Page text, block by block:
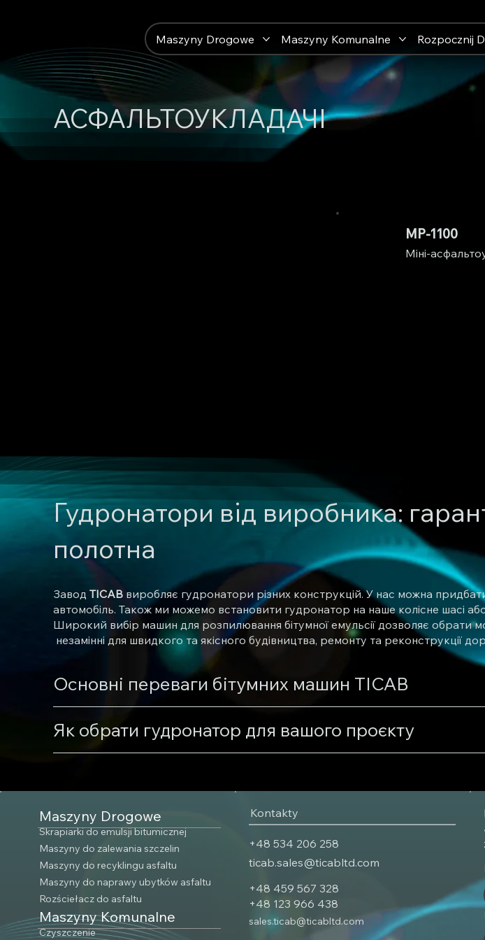
Maszyny Drogowe Maszyny Komunalne Rozpocznij
АСФАЛЬТОУКЛАДАЧІ
MP-1100
Міні-
Гудронатори від виробника:
полотна
Завод TICABвиробляє гудронатори різних конструкцій. У нас можна
автомобіль. Також ми можемо встановити гудронатор на наше колісне шасі
Широкий вибір машин для розпилювання бітумної емульсії дозволяє обрати
незамінні для швидкого та якісного будівництва, ремонту та реконструкції
Основні переваги бітумних машин TICAB
Як обрати гудронатор для вашого проєкту
Maszyny Drogowe
Skrapiarki do emulsji bitumicznej
Maszyny do zalewania szczelin
Maszyny do recyklingu asfaltu
Maszyny do naprawy ubytków asfaltu
Rozściełacz do asfaltu
Maszyny Komunalne
Czyszczenie
Kontakty
‎+48 534 206 258
ticab.sales@ticabltd.com
+48 459 567 328
+‎48 123 966 438
sales.ticab@ticabltd.com